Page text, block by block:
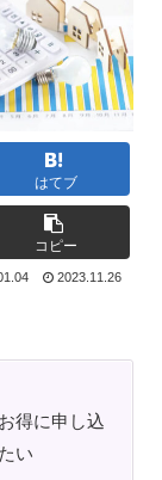
はてブ
コピー
2023.11.26
得に申し込
い